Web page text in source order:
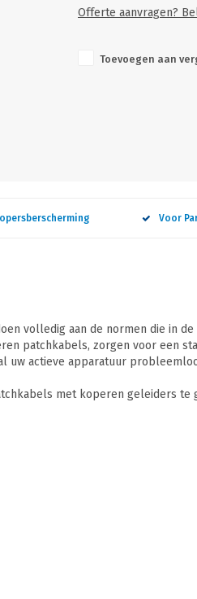
Offerte aanvragen?
Toevoegen aan
Voor
volledig aan de normen die in
patchkabels, zorgen voor een
uw actieve apparatuur
met koperen geleiders